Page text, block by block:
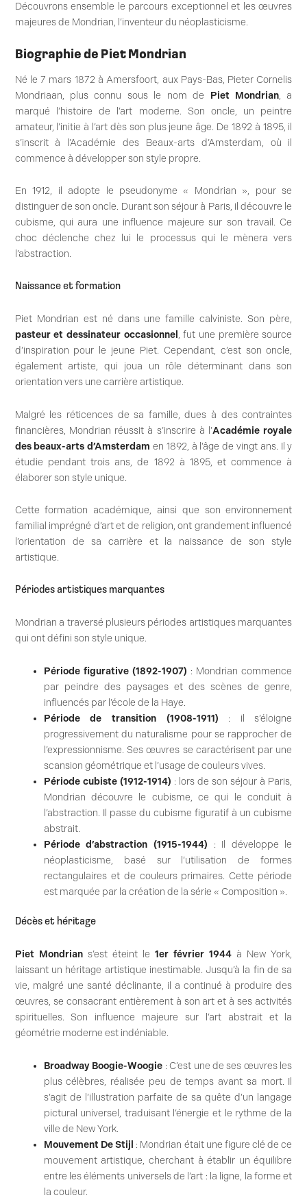
Découvrons ensemble le parcours exceptionnel et les œuvres
majeures de Mondrian, l’inventeur du néoplasticisme.
Biographie de Piet Mondrian
Né le 7 mars 1872 à Amersfoort, aux Pays-Bas, Pieter Cornelis
Mondriaan, plus connu sous le nom de Piet Mondrian, a
marqué l’histoire de l’art moderne. Son oncle, un peintre
amateur, l’initie à l’art dès son plus jeune âge. De 1892 à 1895, il
s’inscrit à l’Académie des Beaux-arts d’Amsterdam, où il
commence à développer son style propre.
En 1912, il adopte le pseudonyme « Mondrian », pour se
distinguer de son oncle. Durant son séjour à Paris, il découvre le
cubisme, qui aura une influence majeure sur son travail. Ce
choc déclenche chez lui le processus qui le mènera vers
l’abstraction.
Naissance et formation
Piet Mondrian est né dans une famille calviniste. Son père,
pasteur et dessinateur occasionnel, fut une première source
d’inspiration pour le jeune Piet. Cependant, c’est son oncle,
également artiste, qui joua un rôle déterminant dans son
orientation vers une carrière artistique.
Malgré les réticences de sa famille, dues à des contraintes
financières, Mondrian réussit à s’inscrire à l’Académie royale
des beaux-arts d’Amsterdam en 1892, à l’âge de vingt ans. Il y
étudie pendant trois ans, de 1892 à 1895, et commence à
élaborer son style unique.
Cette formation académique, ainsi que son environnement
familial imprégné d’art et de religion, ont grandement influencé
l’orientation de sa carrière et la naissance de son style
artistique.
Périodes artistiques marquantes
Mondrian a traversé plusieurs périodes artistiques marquantes
qui ont défini son style unique.
Période figurative (1892-1907) : Mondrian commence
par peindre des paysages et des scènes de genre,
influencés par l’école de la Haye.
Période de transition (1908-1911) : il s’éloigne
progressivement du naturalisme pour se rapprocher de
l’expressionnisme. Ses œuvres se caractérisent par une
scansion géométrique et l’usage de couleurs vives.
Période cubiste (1912-1914) : lors de son séjour à Paris,
Mondrian découvre le cubisme, ce qui le conduit à
l’abstraction. Il passe du cubisme figuratif à un cubisme
abstrait.
Période d’abstraction (1915-1944) : Il développe le
néoplasticisme, basé sur l’utilisation de formes
rectangulaires et de couleurs primaires. Cette période
est marquée par la création de la série « Composition ».
Décès et héritage
Piet Mondrians’est éteint le1er février 1944 à New York,
laissant un héritage artistique inestimable. Jusqu’à la fin de sa
vie, malgré une santé déclinante, il a continué à produire des
œuvres, se consacrant entièrement à son art et à ses activités
spirituelles. Son influence majeure sur l’art abstrait et la
géométrie moderne est indéniable.
Broadway Boogie-Woogie : C’est une de ses œuvres les
plus célèbres, réalisée peu de temps avant sa mort. Il
s’agit de l’illustration parfaite de sa quête d’un langage
pictural universel, traduisant l’énergie et le rythme de la
ville de New York.
Mouvement De Stijl : Mondrian était une figure clé de ce
mouvement artistique, cherchant à établir un équilibre
entre les éléments universels de l’art : la ligne, la forme et
la couleur.